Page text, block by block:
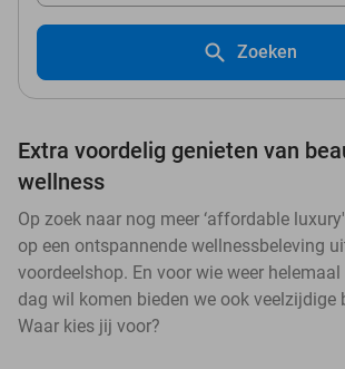
Zoeken
Extra voordelig genieten van
wellness
Op zoek naar nog meer ‘affordable
op een ontspannende wellnessbeleving
voordeelshop. En voor wie weer
dag wil komen bieden we ook veelzijdige
Waar kies jij voor?